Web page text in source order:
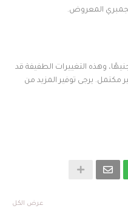
المعروض.
سعر كيلو البوري: يتراوح بين 85 و95 جنيهًا، وهذه التغييرات الطفيفة قد
مكتمل. يرجى توفير المزيد من
عرض الكل